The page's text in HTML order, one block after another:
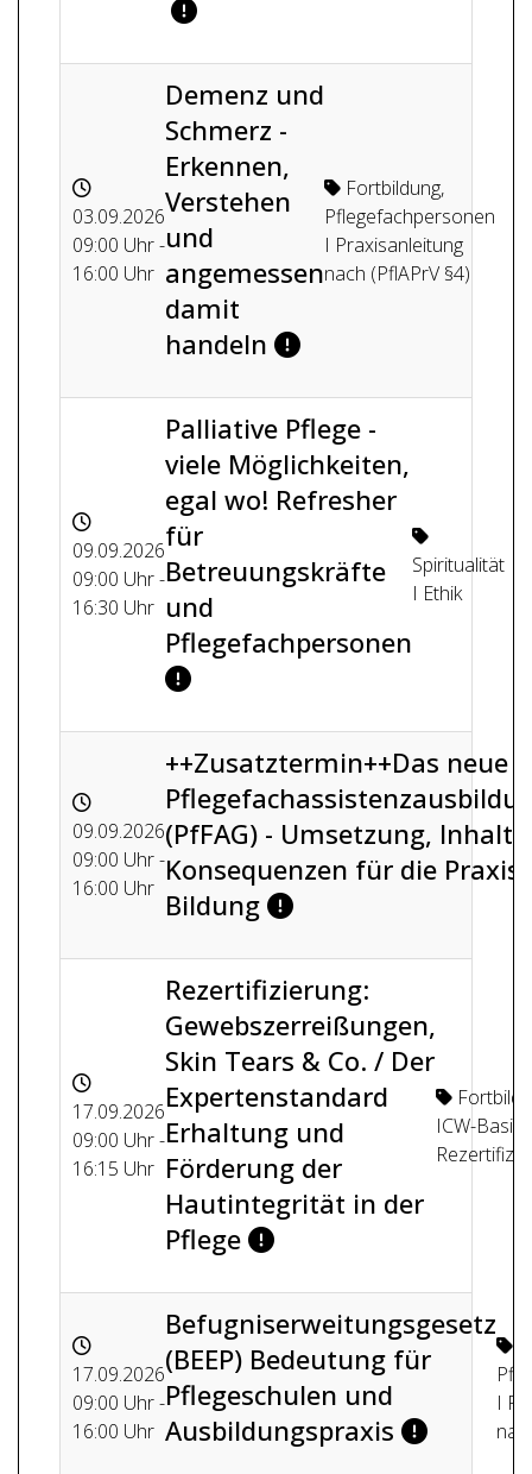
03.09.2026
09:00 Uhr -
16:00 Uhr
Demenz und
Schmerz -
Erkennen,
Verstehen
und
angemessen
damit
handeln
Fortbildung,
Pflegefachpersonen
I Praxisanleitung
nach (PflAPrV §4)
09.09.2026
09:00 Uhr -
16:30 Uhr
Palliative Pflege -
viele Möglichkeiten,
egal wo! Refresher
für
Betreuungskräfte
und
Pflegefachpersonen
Spiritualität
I Ethik
09.09.2026
09:00 Uhr -
16:00 Uhr
++Zusatztermin++Das neue
(PfFAG) - Umsetzung,
Konsequenzen für die Praxis
Bildung
17.09.2026
09:00 Uhr -
16:15 Uhr
Rezertifizierung:
Gewebszerreißungen,
Skin Tears & Co. / Der
Expertenstandard
Erhaltung und
Förderung der
Hautintegrität in der
Pflege
ICW-
17.09.2026
09:00 Uhr -
16:00 Uhr
Befugniserweitungsgesetz
(BEEP) Bedeutung für
Pflegeschulen und
Ausbildungspraxis
I